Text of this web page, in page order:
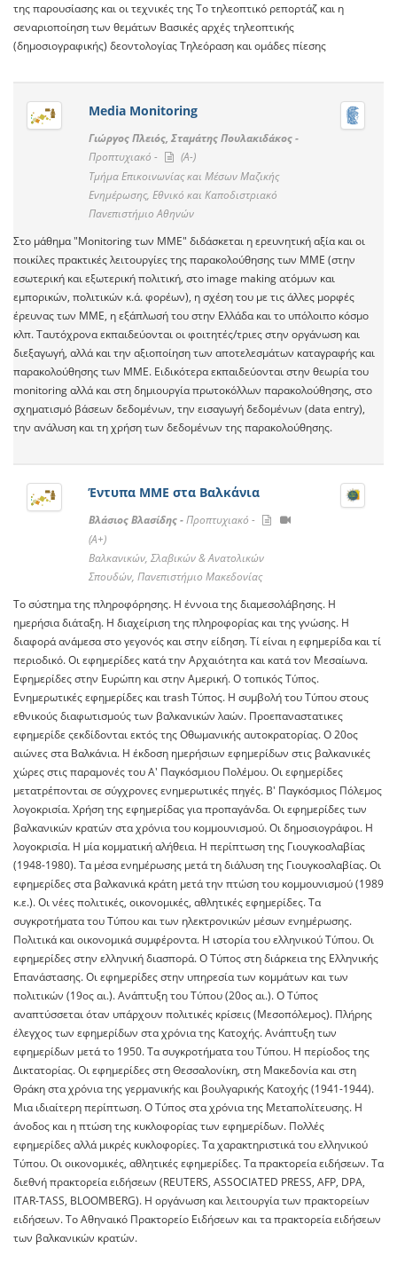
της παρουσίασης και οι τεχνικές της Tο τηλεοπτικό ρεπορτάζ και η
σεναριοποίηση των θεμάτων Bασικές αρχές τηλεοπτικής
(δημοσιογραφικής) δεοντολογίας Tηλεόραση και ομάδες πίεσης
Media Monitoring
Γιώργος Πλειός, Σταμάτης Πουλακιδάκος -
Προπτυχιακό -
(A-)
Τμήμα Επικοινωνίας και Μέσων Μαζικής
Ενημέρωσης, Εθνικό και Καποδιστριακό
Πανεπιστήμιο Αθηνών
Στο μάθημα "Monitoring των ΜΜΕ" διδάσκεται η ερευνητική αξία και οι
ποικίλες πρακτικές λειτουργίες της παρακολούθησης των ΜΜΕ (στην
εσωτερική και εξωτερική πολιτική, στο image making ατόμων και
εμπορικών, πολιτικών κ.ά. φορέων), η σχέση του με τις άλλες μορφές
έρευνας των ΜΜΕ, η εξάπλωσή του στην Ελλάδα και το υπόλοιπο κόσμο
κλπ. Ταυτόχρονα εκπαιδεύονται οι φοιτητές/τριες στην οργάνωση και
διεξαγωγή, αλλά και την αξιοποίηση των αποτελεσμάτων καταγραφής και
παρακολούθησης των ΜΜΕ. Ειδικότερα εκπαιδεύονται στην θεωρία του
monitoring αλλά και στη δημιουργία πρωτοκόλλων παρακολούθησης, στο
σχηματισμό βάσεων δεδομένων, την εισαγωγή δεδομένων (data entry),
την ανάλυση και τη χρήση των δεδομένων της παρακολούθησης.
Έντυπα ΜΜΕ στα Βαλκάνια
Βλάσιος Βλασίδης -Προπτυχιακό -
(A+)
Βαλκανικών, Σλαβικών & Ανατολικών
Σπουδών, Πανεπιστήμιο Μακεδονίας
Το σύστημα της πληροφόρησης. Η έννοια της διαμεσολάβησης. H
ημερήσια διάταξη. Η διαχείριση της πληροφορίας και της γνώσης. Η
διαφορά ανάμεσα στο γεγονός και στην είδηση. Τί είναι η εφημερίδα και τί
περιοδικό. Οι εφημερίδες κατά την Αρχαιότητα και κατά τον Μεσαίωνα.
Εφημερίδες στην Ευρώπη και στην Αμερική. Ο τοπικός Τύπος.
Ενημερωτικές εφημερίδες και trash Τύπος. Η συμβολή του Τύπου στους
εθνικούς διαφωτισμούς των βαλκανικών λαών. Προεπαναστατικες
εφημερίδε ςεκδίδονται εκτός της Οθωμανικής αυτοκρατορίας. Ο 20ος
αιώνες στα Βαλκάνια. Η έκδοση ημερήσιων εφημερίδων στις βαλκανικές
χώρες στις παραμονές του Α' Παγκόσμιου Πολέμου. Οι εφημερίδες
μετατρέπονται σε σύγχρονες ενημερωτικές πηγές. Β' Παγκόσμιος Πόλεμος
λογοκρισία. Χρήση της εφημερίδας για προπαγάνδα. Οι εφημερίδες των
βαλκανικών κρατών στα χρόνια του κομμουνισμού. Οι δημοσιογράφοι. Η
λογοκρισία. Η μία κομματική αλήθεια. Η περίπτωση της Γιουγκοσλαβίας
(1948-1980). Τα μέσα ενημέρωσης μετά τη διάλυση της Γιουγκοσλαβίας. Οι
εφημερίδες στα βαλκανικά κράτη μετά την πτώση του κομμουνισμού (1989
κ.ε.). Οι νέες πολιτικές, οικονομικές, αθλητικές εφημερίδες. Τα
συγκροτήματα του Τύπου και των ηλεκτρονικών μέσων ενημέρωσης.
Πολιτικά και οικονομικά συμφέροντα. Η ιστορία του ελληνικού Τύπου. Οι
εφημερίδες στην ελληνική διασπορά. Ο Τύπος στη διάρκεια της Ελληνικής
Επανάστασης. Οι εφημερίδες στην υπηρεσία των κομμάτων και των
πολιτικών (19ος αι.). Ανάπτυξη του Τύπου (20ος αι.). Ο Τύπος
αναπτύσσεται όταν υπάρχουν πολιτικές κρίσεις (Μεσοπόλεμος). Πλήρης
έλεγχος των εφημερίδων στα χρόνια της Κατοχής. Ανάπτυξη των
εφημερίδων μετά το 1950. Τα συγκροτήματα του Τύπου. Η περίοδος της
Δικτατορίας. Οι εφημερίδες στη Θεσσαλονίκη, στη Μακεδονία και στη
Θράκη στα χρόνια της γερμανικής και βουλγαρικής Κατοχής (1941-1944).
Μια ιδιαίτερη περίπτωση. Ο Τύπος στα χρόνια της Μεταπολίτευσης. Η
άνοδος και η πτώση της κυκλοφορίας των εφημερίδων. Πολλές
εφημερίδες αλλά μικρές κυκλοφορίες. Τα χαρακτηριστικά του ελληνικού
Τύπου. Οι οικονομικές, αθλητικές εφημερίδες. Τα πρακτορεία ειδήσεων. Τα
διεθνή πρακτορεία ειδήσεων (REUTERS, ASSOCIATED PRESS, AFP, DPA,
ITAR-TASS, BLOOMBERG). H οργάνωση και λειτουργία των πρακτορείων
ειδήσεων. Το Αθηναικό Πρακτορείο Ειδήσεων και τα πρακτορεία ειδήσεων
των βαλκανικών κρατών.